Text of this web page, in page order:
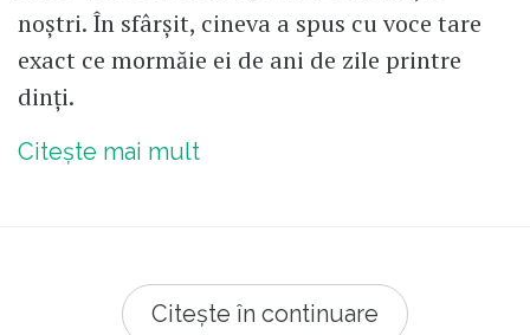
noștri. În sfârșit, cineva a spus cu voce tare
exact ce mormăie ei de ani de zile printre
dinți.
Citește mai mult
Citește în continuare